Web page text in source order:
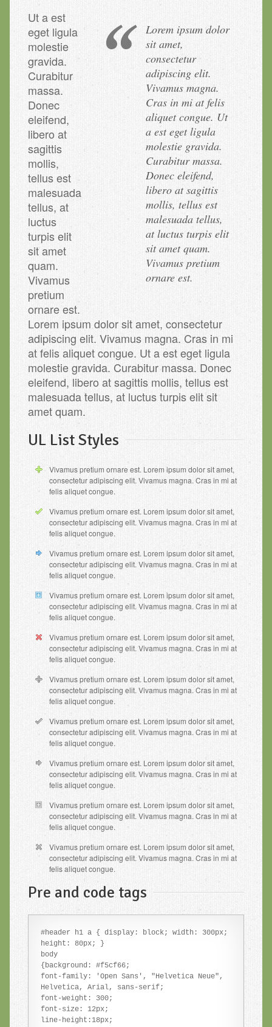
Lorem ipsum dolor
sit amet,
consectetur
adipiscing elit.
Vivamus magna.
Cras in mi at felis
aliquet congue. Ut
a est eget ligula
molestie gravida.
Curabitur massa.
Donec eleifend,
libero at sagittis
mollis, tellus est
malesuada tellus,
at luctus turpis elit
sit amet quam.
Vivamus pretium
ornare est.
Ut a est
eget ligula
molestie
gravida.
Curabitur
massa.
Donec
eleifend,
libero at
sagittis
mollis,
tellus est
malesuada
tellus, at
luctus
turpis elit
sit amet
quam.
Vivamus
pretium
ornare est.
Lorem ipsum dolor sit amet, consectetur
adipiscing elit. Vivamus magna. Cras in mi
at felis aliquet congue. Ut a est eget ligula
molestie gravida. Curabitur massa. Donec
eleifend, libero at sagittis mollis, tellus est
malesuada tellus, at luctus turpis elit sit
amet quam.
UL List Styles
Vivamus pretium ornare est. Lorem ipsum dolor sit amet,
consectetur adipiscing elit. Vivamus magna. Cras in mi at
felis aliquet congue.
Vivamus pretium ornare est. Lorem ipsum dolor sit amet,
consectetur adipiscing elit. Vivamus magna. Cras in mi at
felis aliquet congue.
Vivamus pretium ornare est. Lorem ipsum dolor sit amet,
consectetur adipiscing elit. Vivamus magna. Cras in mi at
felis aliquet congue.
Vivamus pretium ornare est. Lorem ipsum dolor sit amet,
consectetur adipiscing elit. Vivamus magna. Cras in mi at
felis aliquet congue.
Vivamus pretium ornare est. Lorem ipsum dolor sit amet,
consectetur adipiscing elit. Vivamus magna. Cras in mi at
felis aliquet congue.
Vivamus pretium ornare est. Lorem ipsum dolor sit amet,
consectetur adipiscing elit. Vivamus magna. Cras in mi at
felis aliquet congue.
Vivamus pretium ornare est. Lorem ipsum dolor sit amet,
consectetur adipiscing elit. Vivamus magna. Cras in mi at
felis aliquet congue.
Vivamus pretium ornare est. Lorem ipsum dolor sit amet,
consectetur adipiscing elit. Vivamus magna. Cras in mi at
felis aliquet congue.
Vivamus pretium ornare est. Lorem ipsum dolor sit amet,
consectetur adipiscing elit. Vivamus magna. Cras in mi at
felis aliquet congue.
Vivamus pretium ornare est. Lorem ipsum dolor sit amet,
consectetur adipiscing elit. Vivamus magna. Cras in mi at
felis aliquet congue.
Pre and code tags
#header h1 a { display: block; width: 300px;
height: 80px; }
body
{background: #f5cf66;
font-family: 'Open Sans', "Helvetica Neue",
Helvetica, Arial, sans-serif;
font-weight: 300;
font-size: 12px;
line-height:18px;